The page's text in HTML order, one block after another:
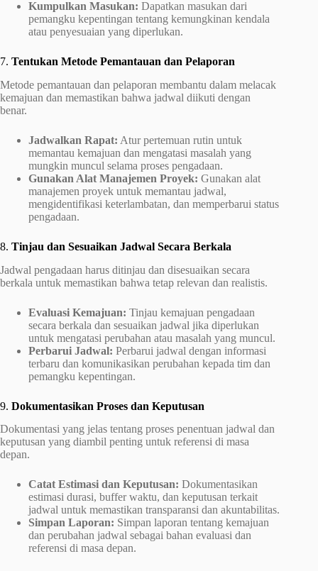
Kumpulkan Masukan: Dapatkan masukan dari
pemangku kepentingan tentang kemungkinan kendala
atau penyesuaian yang diperlukan.
7. Tentukan Metode Pemantauan dan Pelaporan
Metode pemantauan dan pelaporan membantu dalam melacak
kemajuan dan memastikan bahwa jadwal diikuti dengan
benar.
Jadwalkan Rapat: Atur pertemuan rutin untuk
memantau kemajuan dan mengatasi masalah yang
mungkin muncul selama proses pengadaan.
Gunakan Alat Manajemen Proyek: Gunakan alat
manajemen proyek untuk memantau jadwal,
mengidentifikasi keterlambatan, dan memperbarui status
pengadaan.
8. Tinjau dan Sesuaikan Jadwal Secara Berkala
Jadwal pengadaan harus ditinjau dan disesuaikan secara
berkala untuk memastikan bahwa tetap relevan dan realistis.
Evaluasi Kemajuan: Tinjau kemajuan pengadaan
secara berkala dan sesuaikan jadwal jika diperlukan
untuk mengatasi perubahan atau masalah yang muncul.
Perbarui Jadwal: Perbarui jadwal dengan informasi
terbaru dan komunikasikan perubahan kepada tim dan
pemangku kepentingan.
9. Dokumentasikan Proses dan Keputusan
Dokumentasi yang jelas tentang proses penentuan jadwal dan
keputusan yang diambil penting untuk referensi di masa
depan.
Catat Estimasi dan Keputusan: Dokumentasikan
estimasi durasi, buffer waktu, dan keputusan terkait
jadwal untuk memastikan transparansi dan akuntabilitas.
Simpan Laporan: Simpan laporan tentang kemajuan
dan perubahan jadwal sebagai bahan evaluasi dan
referensi di masa depan.